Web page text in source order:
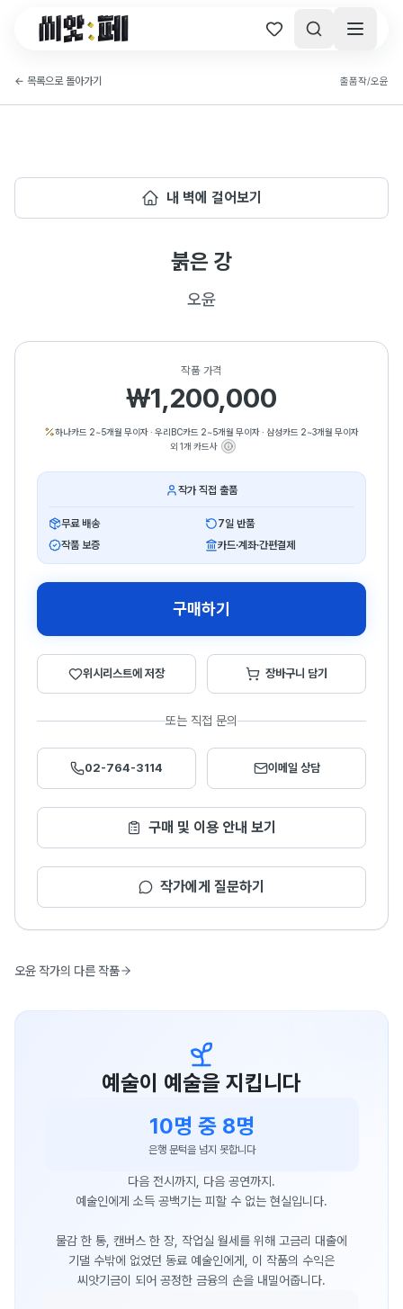
씨앗페 온라인 홈
← 목록으로 돌아가기 출품작/오윤
내 벽에 걸어보기
붉은 강
오윤
작품 가격
₩1,200,000
하나카드 2~5개월 무이자· 우리BC카드 2~5개월 무이자· 삼성카드 2~3개월 무이자
외 1개 카드사
작가 직접 출품
무료 배송
7일 반품
작품 보증
카드·계좌·간편결제
구매하기
위시리스트에 저장 장바구니 담기
또는 직접 문의
02-764-3114 이메일 상담
구매 및 이용 안내 보기
작가에게 질문하기
오윤 작가의 다른 작품
예술이 예술을 지킵니다
10명 중 8명
은행 문턱을 넘지 못합니다
다음 전시까지, 다음 공연까지.
예술인에게 소득 공백기는 피할 수 없는 현실입니다.
물감 한 통, 캔버스 한 장, 작업실 월세를 위해 고금리 대출에
기댈 수밖에 없었던 동료 예술인에게, 이 작품의 수익은
씨앗기금이 되어 공정한 금융의 손을 내밀어줍니다.